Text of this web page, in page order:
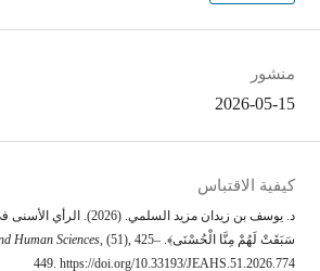
منشور
2026-05-15
كيفية الاقتباس
د. يوسف بن زيدان مزيد السلمي.
سَبَقَتْ لَهُمْ مِنَّا الْحُسْنَى﴾.
Human Sciences, (51), 425–
449. https://doi.org/10.33193/JEAHS.51.2026.774